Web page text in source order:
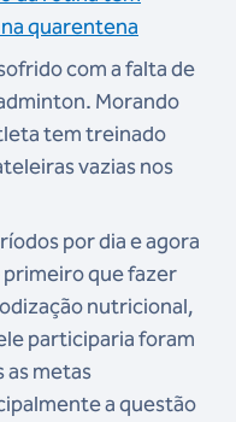
quarentena
com a falta de
Morando
tem treinado
vazias nos
por dia e agora
que fazer
nutricional,
participaria foram
as metas
a questão